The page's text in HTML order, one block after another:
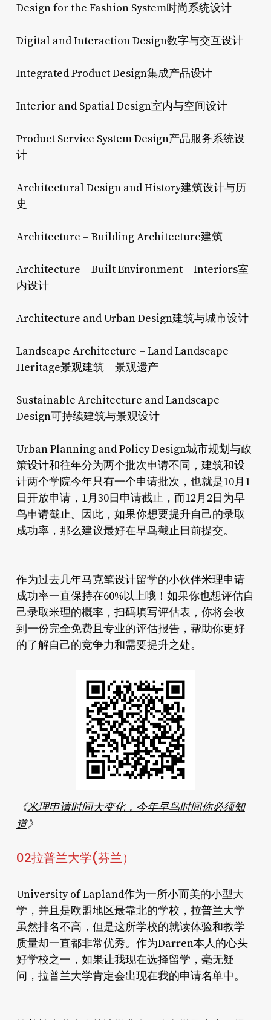
Design for the Fashion System时尚系统设计
Digital and Interaction Design数字与交互设计
Integrated Product Design集成产品设计
Interior and Spatial Design室内与空间设计
Product Service System Design产品服务系统设
计
Architectural Design and History建筑设计与历
史
Architecture – Building Architecture建筑
Architecture – Built Environment – Interiors室
内设计
Architecture and Urban Design建筑与城市设计
Landscape Architecture – Land Landscape
Heritage景观建筑 – 景观遗产
Sustainable Architecture and Landscape
Design可持续建筑与景观设计
Urban Planning and Policy Design城市规划与政
策设计和往年分为两个批次申请不同，建筑和设
计两个学院今年只有一个申请批次，也就是10月1
日开放申请，1月30日申请截止，而12月2日为早
鸟申请截止。因此，如果你想要提升自己的录取
成功率，那么建议最好在早鸟截止日前提交。
作为过去几年马克笔设计留学的小伙伴米理申请
成功率一直保持在60%以上哦！如果你也想评估自
己录取米理的概率，扫码填写评估表，你将会收
到一份完全免费且专业的评估报告，帮助你更好
的了解自己的竞争力和需要提升之处。
《米理申请时间大变化，今年早鸟时间你必须知
道》
02拉普兰大学(芬兰）
University of Lapland作为一所小而美的小型大
学，并且是欧盟地区最靠北的学校，拉普兰大学
虽然排名不高，但是这所学校的就读体验和教学
质量却一直都非常优秀。作为Darren本人的心头
好学校之一，如果让我现在选择留学，毫无疑
问，拉普兰大学肯定会出现在我的申请名单中。